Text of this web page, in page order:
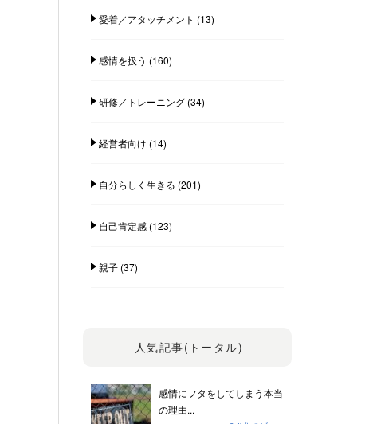
愛着／アタッチメント (13)
感情を扱う (160)
研修／トレーニング(34)
経営者向け (14)
自分らしく生きる (201)
自己肯定感(123)
親子(37)
人気記事(トータル)
感情にフタをしてしまう本当
の理由...